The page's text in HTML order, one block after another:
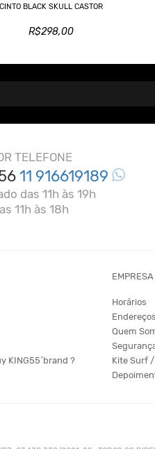
CINTO BLACK SKULL CASTOR
R$298,00
TELEFONE
11 916619189
das 11h às 19h
11h às 18h
KING55´brand ?
EMPRESA
Horários
Endereços
Quem
Kite Surf